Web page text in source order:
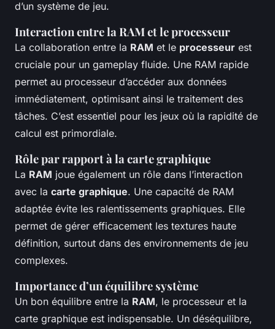
d’un système de jeu.
Interaction entre la RAM et le processeur
La collaboration entre la RAM et le processeur est
cruciale pour un gameplay fluide. Une RAM rapide
permet au processeur d’accéder aux données
immédiatement, optimisant ainsi le traitement des
tâches. C’est essentiel pour les jeux où la rapidité de
calcul est primordiale.
Rôle par rapport à la carte graphique
La RAM joue également un rôle dans l’interaction
avec la carte graphique. Une capacité de RAM
adaptée évite les ralentissements graphiques. Elle
permet de gérer efficacement les textures haute
définition, surtout dans des environnements de jeu
complexes.
Importance d’un équilibre système
Un bon équilibre entre la RAM, le processeur et la
carte graphique est indispensable. Un déséquilibre,